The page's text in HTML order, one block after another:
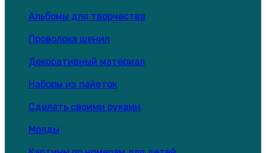
Альбомы для творчества
Проволока шенил
Декоративный материал
Наборы из пайеток
Сделать своими руками
Молды